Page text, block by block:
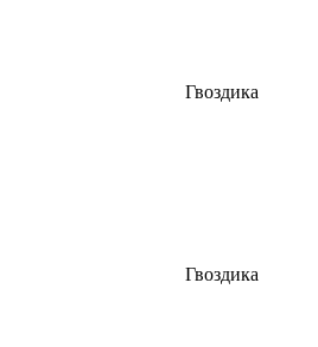
Гвоздика
Гвоздика